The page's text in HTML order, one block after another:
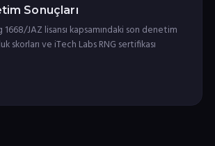
Sonuçları
JAZ lisansı kapsamındaki son denetim
skorları ve iTech Labs RNG sertifikası